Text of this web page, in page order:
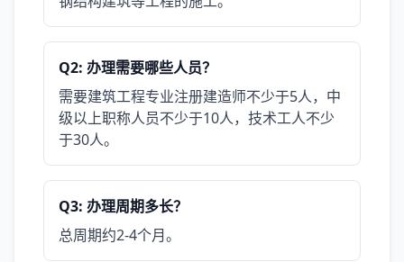
Q2: 办理需要哪些人员？
需要建筑工程专业注册建造师不少于5人，中
级以上职称人员不少于10人，技术工人不少
于30人。
Q3: 办理周期多长？
总周期约2-4个月。